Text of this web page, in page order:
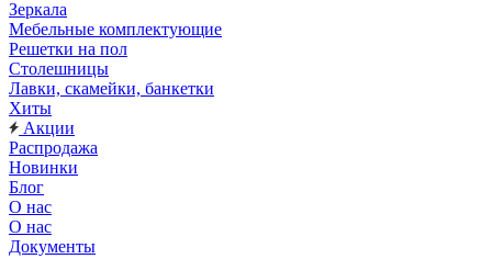
Зеркала
Мебельные комплектующие
Решетки на пол
Столешницы
Лавки, скамейки, банкетки
Хиты
Акции
Распродажа
Новинки
Блог
О нас
О нас
Документы